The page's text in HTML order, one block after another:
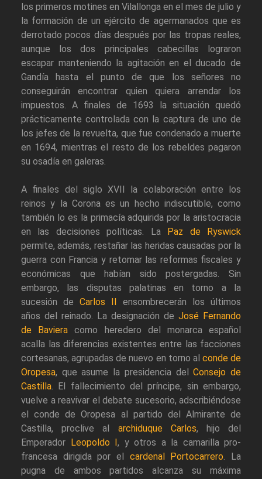
los primeros motines en Vilallonga en el mes de julio y
la formación de un ejército de agermanados que es
derrotado pocos días después por las tropas reales,
aunque los dos principales cabecillas lograron
escapar manteniendo la agitación en el ducado de
Gandía hasta el punto de que los señores no
conseguirán encontrar quien quiera arrendar los
impuestos. A finales de 1693 la situación quedó
prácticamente controlada con la captura de uno de
los jefes de la revuelta, que fue condenado a muerte
en 1694, mientras el resto de los rebeldes pagaron
su osadía en galeras.
A finales del siglo XVII la colaboración entre los
reinos y la Corona es un hecho indiscutible, como
también lo es la primacía adquirida por la aristocracia
en las decisiones políticas. La
Paz de Ryswick
permite, además, restañar las heridas causadas por la
guerra con Francia y retomar las reformas fiscales y
económicas que habían sido postergadas. Sin
embargo, las disputas palatinas en torno a la
sucesión de Carlos II
ensombrecerán los últimos
años del reinado. La designación de José Fernando
de Baviera como heredero del monarca español
acalla las diferencias existentes entre las facciones
cortesanas, agrupadas de nuevo en torno al conde de
Oropesa, que asume la presidencia delConsejo de
Castilla. El fallecimiento del príncipe, sin embargo,
vuelve a reavivar el debate sucesorio, adscribiéndose
el conde de Oropesa al partido del Almirante de
Castilla, proclive al archiduque Carlos, hijo del
Emperador
Leopoldo I , y otros a la camarilla pro-
francesa dirigida por el cardenal Portocarrero. La
pugna de ambos partidos alcanza su máxima